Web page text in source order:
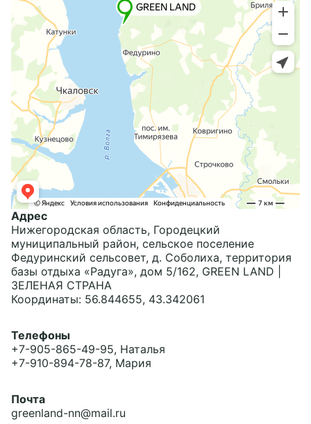
КОНТАКТЫ
+7 905 865 49 95
greenland-nn@mail.ru
WhatsApp
Социальные сети
Адрес
Нижегородская область, Городецкий
муниципальный район, сельское поселение
Федуринский сельсовет, д. Соболиха, территория
базы отдыха «Радуга», дом 5/162, GREEN LAND |
ЗЕЛЕНАЯ СТРАНА
Координаты: 56.844655, 43.342061
Телефоны
+7-905-865-49-95, Наталья
+7-910-894-78-87, Мария
Почта
greenland-nn@mail.ru